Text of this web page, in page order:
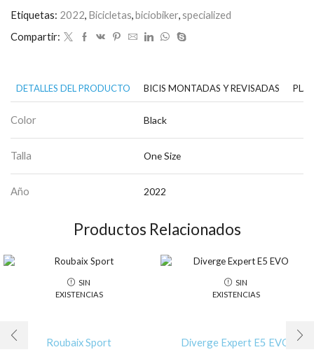
Etiquetas: 2022, Bicicletas,biciobiker,specialized
Compartir:
DETALLES DEL PRODUCTO BICIS MONTADAS Y REVISADAS
Color Black
Talla One Size
Año 2022
Productos Relacionados
SIN
EXISTENCIAS
Roubaix Sport
SIN
EXISTENCIAS
Diverge Expert E5 EVO